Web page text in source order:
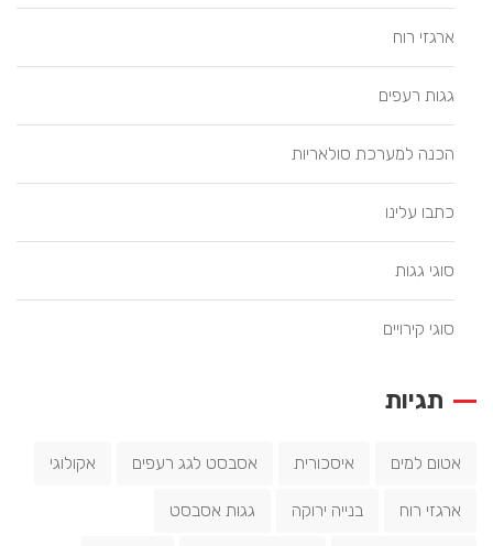
ארגזי רוח
גגות רעפים
הכנה למערכת סולאריות
כתבו עלינו
סוגי גגות
סוגי קירויים
תגיות
אטום למים איסכורית אסבסט לגג רעפים אקולוגי
ארגזי רוח בנייה ירוקה גגות אסבסט